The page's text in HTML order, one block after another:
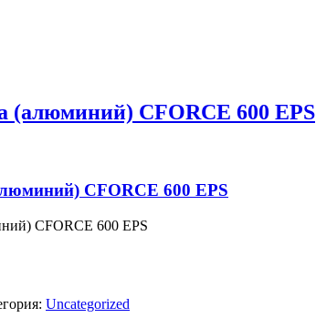
(алюминий) CFORCE 600 EPS
CFORCE 600 EPS
CFORCE 600 EPS
Uncategorized